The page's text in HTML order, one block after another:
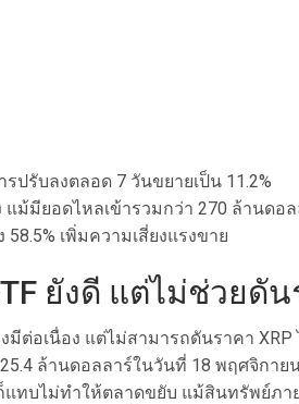
ปรับลงตลอด 7 วันขยายเป็น 11.2%
แม้มียอดไหลเข้ารวมกว่า 270 ล้านดอ
เพิ่มความเสี่ยงแรงขาย
ยังดี แต่ไม่ช่วยดัน
มีต่อเนื่อง แต่ไม่สามารถดันราคา
25.4 ล้านดอลลาร์ในวันที่ 18 พฤศจิกา
ก็แทบไม่ทำให้ตลาดขยับ แม้สินทรัพย์ภา